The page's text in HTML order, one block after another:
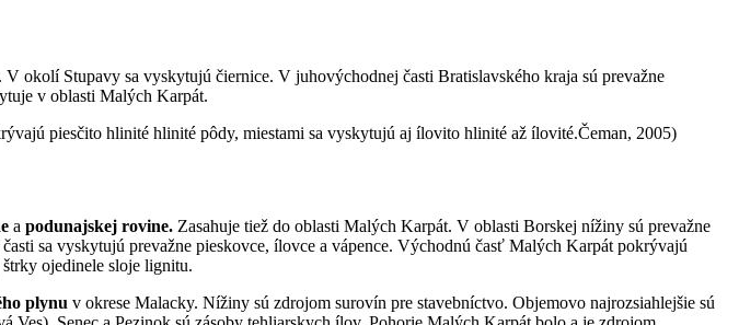
okolí Stupavy sa vyskytujú čiernice. V juhovýchodnej časti Bratislavského kraja sú prevažne
v oblasti Malých Karpát.
piesčito hlinité hlinité pôdy, miestami sa vyskytujú aj ílovito hlinité až ílovité.Čeman, 2005)
a podunajskej rovine. Zasahuje tiež do oblasti Malých Karpát. V oblasti Borskej nížiny sú prevažne
sa vyskytujú prevažne pieskovce, ílovce a vápence. Východnú časť Malých Karpát pokrývajú
ojedinele sloje lignitu.
plynu v okrese Malacky. Nížiny sú zdrojom surovín pre stavebníctvo. Objemovo najrozsiahlejšie sú